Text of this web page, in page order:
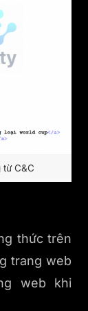
C&C
thức trên
trang web
web khi